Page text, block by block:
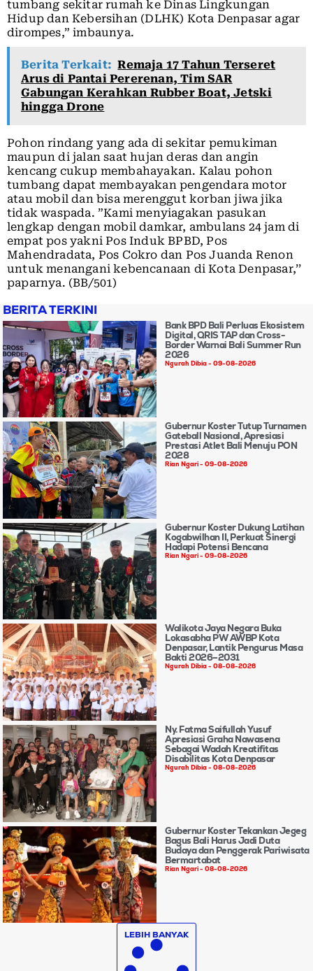
tumbang sekitar rumah ke Dinas Lingkungan
Hidup dan Kebersihan (DLHK) Kota Denpasar agar
dirompes,” imbaunya.
Berita Terkait: Remaja 17 Tahun Terseret
Arus di Pantai Pererenan, Tim SAR
Gabungan Kerahkan Rubber Boat, Jetski
hingga Drone
Pohon rindang yang ada di sekitar pemukiman
maupun di jalan saat hujan deras dan angin
kencang cukup membahayakan. Kalau pohon
tumbang dapat membayakan pengendara motor
atau mobil dan bisa merenggut korban jiwa jika
tidak waspada. ”Kami menyiagakan pasukan
lengkap dengan mobil damkar, ambulans 24 jam di
empat pos yakni Pos Induk BPBD, Pos
Mahendradata, Pos Cokro dan Pos Juanda Renon
untuk menangani kebencanaan di Kota Denpasar,’’
paparnya. (BB/501)
BERITA TERKINI
Bank BPD Bali Perluas Ekosistem
Digital, QRIS TAP dan Cross-
Border Warnai Bali Summer Run
2026
Ngurah Dibia 09-08-2026
Gubernur Koster Tutup Turnamen
Gateball Nasional, Apresiasi
Prestasi Atlet Bali Menuju PON
2028
Rian Ngari 09-08-2026
Gubernur Koster Dukung Latihan
Kogabwilhan II, Perkuat Sinergi
Hadapi Potensi Bencana
Rian Ngari 09-08-2026
Walikota Jaya Negara Buka
Lokasabha PW AWBP Kota
Denpasar, Lantik Pengurus Masa
Bakti 2026–2031
Ngurah Dibia 08-08-2026
Ny. Fatma Saifullah Yusuf
Apresiasi Graha Nawasena
Sebagai Wadah Kreatifitas
Disabilitas Kota Denpasar
Ngurah Dibia 08-08-2026
Gubernur Koster Tekankan Jegeg
Bagus Bali Harus Jadi Duta
Budaya dan Penggerak Pariwisata
Bermartabat
Rian Ngari 08-08-2026
LEBIH BANYAK